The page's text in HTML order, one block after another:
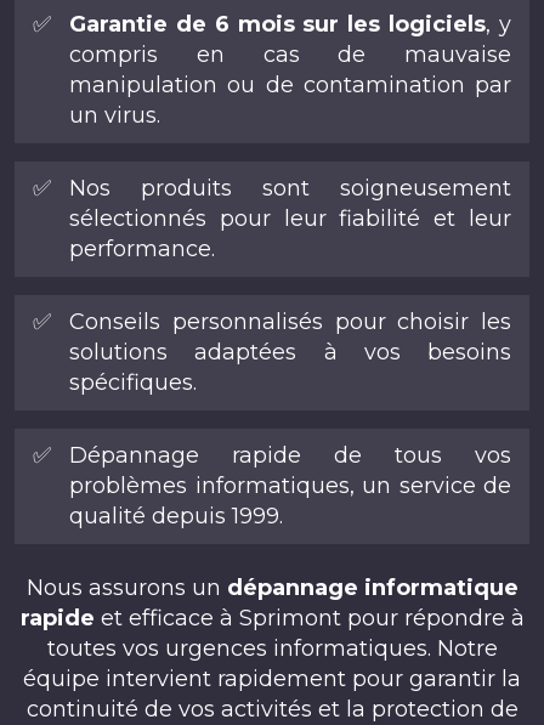
✅ Garantie de 6 mois sur les logiciels, y
compris en cas de mauvaise
manipulation ou de contamination par
un virus.
✅
Nos produits sont soigneusement
sélectionnés pour leur fiabilité et leur
performance.
✅
Conseils personnalisés pour choisir les
solutions adaptées à vos besoins
spécifiques.
✅
Dépannage rapide de tous vos
problèmes informatiques, un service de
qualité depuis 1999.
Nous assurons un dépannage informatique
rapide et efficace à Sprimont pour répondre à
toutes vos urgences informatiques. Notre
équipe intervient rapidement pour garantir la
continuité de vos activités et la protection de